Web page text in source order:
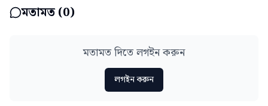
মতামত (0)
মতামত দিতে লগইন করুন
লগইন করুন